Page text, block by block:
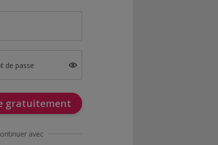
de passe
gratuitement
avec